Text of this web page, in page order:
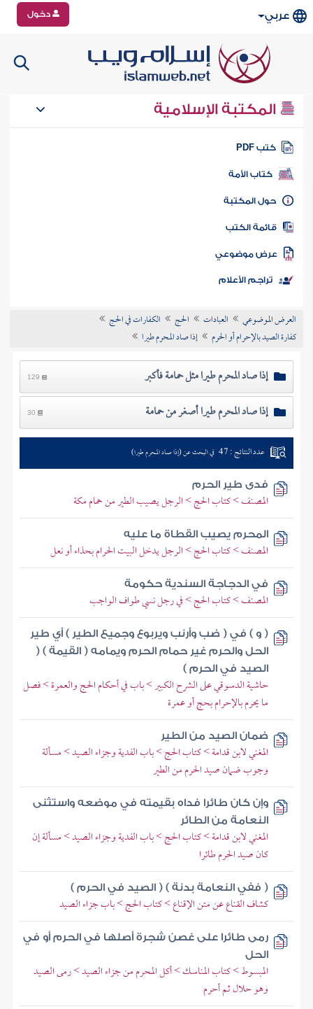
عربي دخول
المكتبة الإسلامية
كتب PDF
كتاب الأمة
المكتبة
الكتب
موضوعي
تراجم الأعلام
العرض الموضوعي العبادات الحج
الكفارات في الحج
كفارة الصيد بالإحرام أو الحرم
إذا صاد المحرم طيرا
إذا صاد المحرم طيرا مثل حمامة فأكبر 129
إذا صاد المحرم طيرا أصغر من حمامة 30
عدد النتائج : 47 في البحث عن (إذا صاد المحرم طيرا)
فدى طير الحرم
المصنف > كتاب الحج > الرجل يصيب الطير من حمام مكة
المحرم يصيب القطاة ما عليه
المصنف > كتاب الحج > الرجل يدخل البيت الحرام بحذاء أو نعل
في الدجاجة السندية حكومة
المصنف > كتاب الحج > في رجل نسي طواف الواجب
( و ) في ( ضب وأرنب ويربوع وجميع الطير ) أي طير
الحل والحرم غير حمام الحرم ويمامه ( القيمة ) (
الصيد في الحرم )
حاشية الدسوقي على الشرح الكبير > باب في أحكام الحج والعمرة > فصل
ما يحرم بالإحرام بحج أو عمرة
ضمان الصيد من الطير
المغني لابن قدامة > كتاب الحج > باب الفدية وجزاء الصيد > مسألة
وجوب ضمان صيد الحرم من الطير
وإن كان طائرا فداه بقيمته في موضعه واستثنى
النعامة من الطائر
المغني لابن قدامة > كتاب الحج > باب الفدية وجزاء الصيد > مسألة إن
كان صيد الحرم طائرا
( ففي النعامة بدنة ) ( الصيد في الحرم )
كشاف القناع عن متن الإقناع > كتاب الحج > باب جزاء الصيد
رمى طائرا على غصن شجرة أصلها في الحرم أو في
الحل
المبسوط > كتاب المناسك > أكل المحرم من جزاء الصيد > رمى الصيد
وهو حلال ثم أحرم